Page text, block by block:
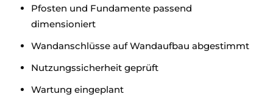
Pfosten und Fundamente passend
dimensioniert
Wandanschlüsse auf Wandaufbau abgestimmt
Nutzungssicherheit geprüft
Wartung eingeplant